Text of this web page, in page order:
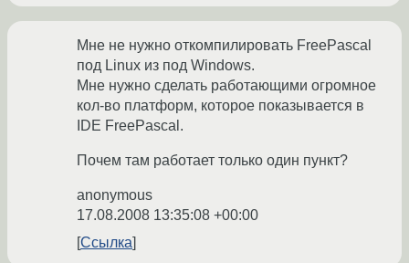
Мне не нужно откомпилировать FreePascal
под Linux из под Windows.
Мне нужно сделать работающими огромное
кол-во платформ, которое показывается в
IDE FreePascal.
Почем там работает только один пункт?
anonymous
17.08.2008 13:35:08 +00:00
Ссылка